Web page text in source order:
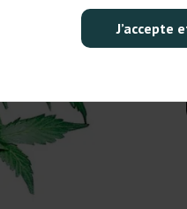
J’accepte